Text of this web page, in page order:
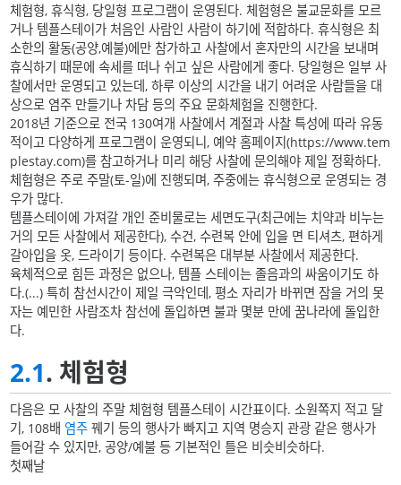
체험형, 휴식형, 당일형 프로그램이 운영된다. 체험형은 불교문화를 모르
거나 템플스테이가 처음인 사람인 사람이 하기에 적합하다. 휴식형은 최
소한의 활동(공양,예불)에만 참가하고 사찰에서 혼자만의 시간을 보내며
휴식하기 때문에 속세를 떠나 쉬고 싶은 사람에게 좋다. 당일형은 일부 사
찰에서만 운영되고 있는데, 하루 이상의 시간을 내기 어려운 사람들을 대
상으로 염주 만들기나 차담 등의 주요 문화체험을 진행한다.
2018년 기준으로 전국 130여개 사찰에서 계절과 사찰 특성에 따라 유동
적이고 다양하게 프로그램이 운영되니, 예약 홈페이지(https://www.tem
plestay.com)를 참고하거나 미리 해당 사찰에 문의해야 제일 정확하다.
체험형은 주로 주말(토-일)에 진행되며, 주중에는 휴식형으로 운영되는 경
우가 많다.
템플스테이에 가져갈 개인 준비물로는 세면도구(최근에는 치약과 비누는
거의 모든 사찰에서 제공한다), 수건, 수련복 안에 입을 면 티셔츠, 편하게
갈아입을 옷, 드라이기 등이다. 수련복은 대부분 사찰에서 제공한다.
육체적으로 힘든 과정은 없으나, 템플 스테이는 졸음과의 싸움이기도 하
다.(...) 특히 참선시간이 제일 극악인데, 평소 자리가 바뀌면 잠을 거의 못
자는 예민한 사람조차 참선에 돌입하면 불과 몇분 만에 꿈나라에 돌입한
다.
2.1. 체험형
다음은 모 사찰의 주말 체험형 템플스테이 시간표이다. 소원쪽지 적고 달
기, 108배 염주 꿰기 등의 행사가 빠지고 지역 명승지 관광 같은 행사가
들어갈 수 있지만, 공양/예불 등 기본적인 틀은 비슷비슷하다.
첫째날